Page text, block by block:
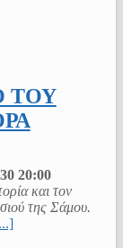
ΤΟΥ
20:00
και τον
της Σάμου.